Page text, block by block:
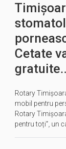
Cetate
Rotary
mobil pentru
Rotary
pentru toți”, un